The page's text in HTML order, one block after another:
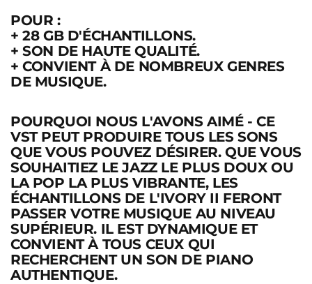
POUR :
+ 28 GB D'ÉCHANTILLONS.
+ SON DE HAUTE QUALITÉ.
+ CONVIENT À DE NOMBREUX GENRES
DE MUSIQUE.
POURQUOI NOUS L'AVONS AIMÉ- CE
VST PEUT PRODUIRE TOUS LES SONS
QUE VOUS POUVEZ DÉSIRER. QUE VOUS
SOUHAITIEZ LE JAZZ LE PLUS DOUX OU
LA POP LA PLUS VIBRANTE, LES
ÉCHANTILLONS DE L'IVORY II FERONT
PASSER VOTRE MUSIQUE AU NIVEAU
SUPÉRIEUR. IL EST DYNAMIQUE ET
CONVIENT À TOUS CEUX QUI
RECHERCHENT UN SON DE PIANO
AUTHENTIQUE.